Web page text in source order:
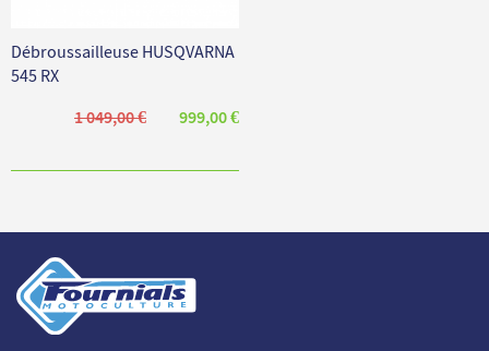
Débroussailleuse HUSQVARNA
545 RX
1 049,00 €
999,00 €